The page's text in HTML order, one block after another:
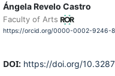
Ángela Revelo Castro
Faculty of Arts
https://orcid.org/0000-0002-9246-
DOI: https://doi.org/